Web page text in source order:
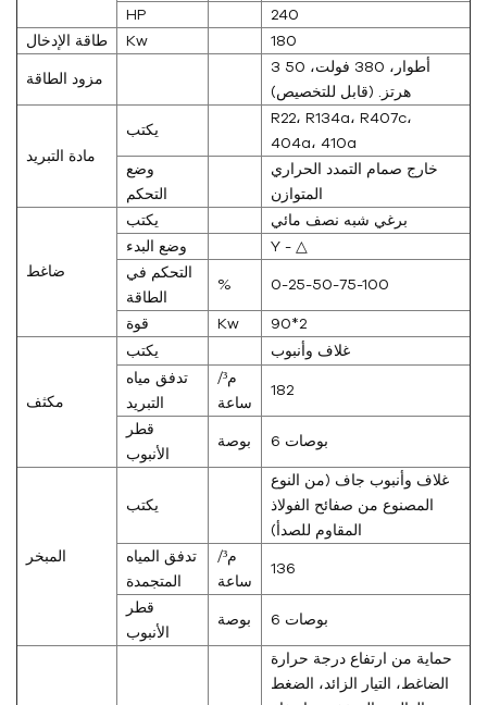
HP
240
طاقة الإدخال
Kw 180
مزود الطاقة
3 أطوار، 380 فولت، 50
هرتز. (قابل للتخصيص)
مادة التبريد
يكتب
R22، R134a، R407c،
404a، 410a
وضع
التحكم
خارج صمام التمدد الحراري
المتوازن
ضاغط
يكتب
برغي شبه نصف مائي
وضع البدء
Y - △
التحكم في
الطاقة
% 0-25-50-75-100
قوة Kw 90*2
مكثف
يكتب
غلاف وأنبوب
تدفق مياه
التبريد
م³/
ساعة
182
قطر
الأنبوب
بوصة 6 بوصات
المبخر
يكتب
غلاف وأنبوب جاف (من النوع
المصنوع من صفائح الفولاذ
المقاوم للصدأ)
تدفق المياه
المتجمدة
م³/
ساعة
136
قطر
الأنبوب
بوصة 6 بوصات
حماية من ارتفاع درجة حرارة
الضاغط، التيار الزائد، الضغط